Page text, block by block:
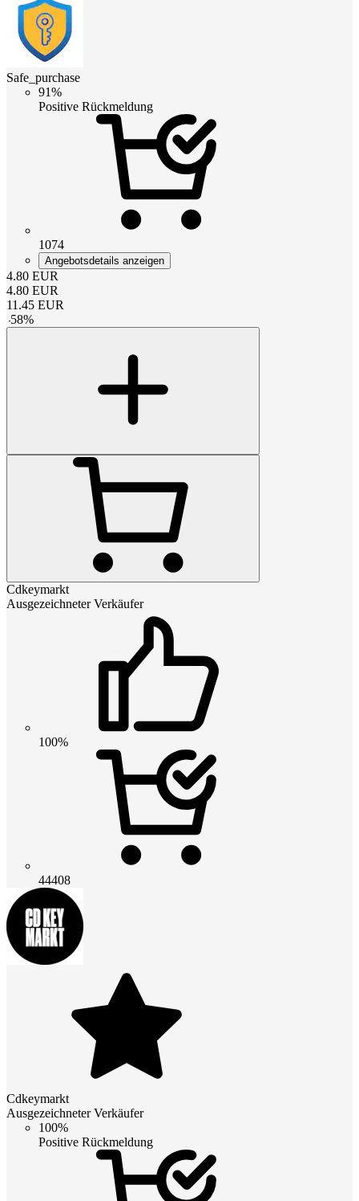
Safe_purchase
91%
Positive Rückmeldung
1074
Angebotsdetails anzeigen
4.80 EUR
4.80 EUR
11.45 EUR
-58%
Cdkeymarkt
Ausgezeichneter Verkäufer
100%
44408
Cdkeymarkt
Ausgezeichneter Verkäufer
100%
Positive Rückmeldung